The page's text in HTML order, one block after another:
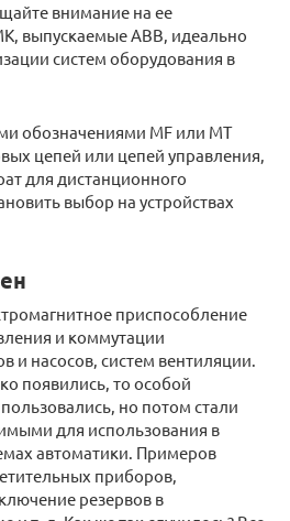
внимание на ее
выпускаемые АВВ, идеально
систем оборудования в
обозначениями MF или MT
цепей или цепей управления,
для дистанционного
выбор на устройствах
приспособление
и коммутации
и насосов, систем вентиляции.
появились, то особой
но потом стали
для использования в
автоматики. Примеров
приборов,
резервов в